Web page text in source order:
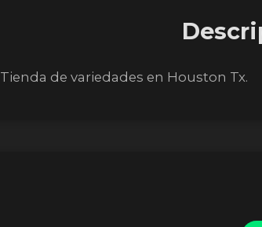
Tienda de variedades en Houston Tx.